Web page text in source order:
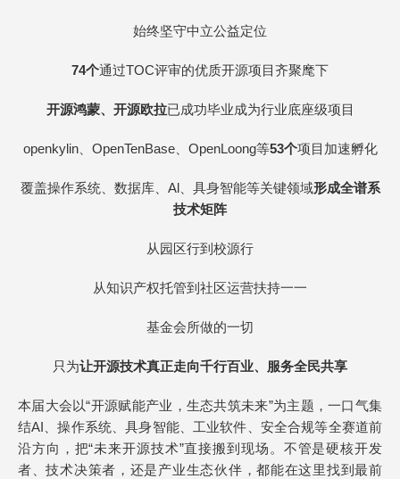
始终坚守中立公益定位
74个通过TOC评审的优质开源项目齐聚麾下
开源鸿蒙、 开源欧拉已成功毕业成为行业底座级项目
openkylin、OpenTenBase、OpenLoong等53个项目加速孵化
覆盖操作系统、数据库、Al、具身智能等关键领域形成全谱系
技术矩阵
从园区行到校源行
从知识产权托管到社区运营扶持一一
基金会所做的一切
只为让开源技术真正走向千行百业、服务全民共享
本届大会以“开源赋能产业，生态共筑未来”为主题，一口气集
结AI、操作系统、具身智能、工业软件、安全合规等全赛道前
沿方向，把“未来开源技术”直接搬到现场。不管是硬核开发
者、技术决策者，还是产业生态伙伴，都能在这里找到最前